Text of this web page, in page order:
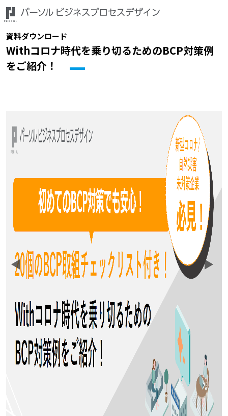
資料ダウンロード
Withコロナ時代を乗り切るためのBCP対策例
をご紹介！